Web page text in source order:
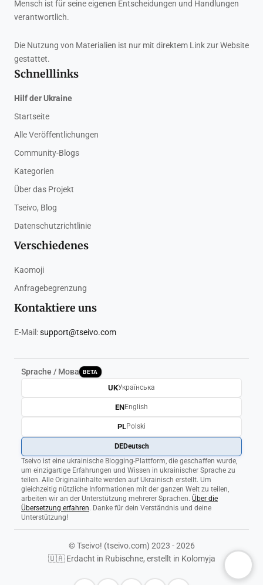
Mensch ist für seine eigenen Entscheidungen und Handlungen
verantwortlich.
Die Nutzung von Materialien ist nur mit direktem Link zur Website
gestattet.
Schnelllinks
Hilf der Ukraine
Startseite
Alle Veröffentlichungen
Community-Blogs
Kategorien
Über das Projekt
Tseivo, Blog
Datenschutzrichtlinie
Verschiedenes
Kaomoji
Anfragebegrenzung
Kontaktiere uns
E-Mail:support@tseivo.com
Sprache / Мова BETA
Tseivo ist eine ukrainische Blogging-Plattform, die geschaffen wurde,
um einzigartige Erfahrungen und Wissen in ukrainischer Sprache zu
teilen. Alle Originalinhalte werden auf Ukrainisch erstellt. Um
gleichzeitig nützliche Informationen mit der ganzen Welt zu teilen,
arbeiten wir an der Unterstützung mehrerer Sprachen. Über die
Übersetzung erfahren. Danke für dein Verständnis und deine
Unterstützung!
UKУкраїнська
ENEnglish
PLPolski
DEDeutsch
© Tseivo! (tseivo.com) 2023 - 2026
🇺🇦 Erdacht in Rubischne, erstellt in Kolomyja